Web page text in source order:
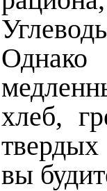
Однако
хлеб,
вы